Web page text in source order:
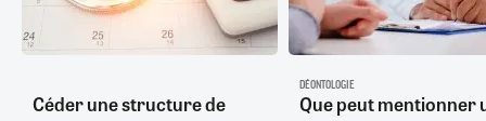
Céder une structure de
DÉONTOLOGIE
Que peut mentionner